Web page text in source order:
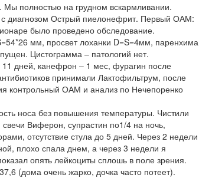
полностью на грудном вскармливании.
диагнозом Острый пиелонефрит. Первый ОАМ:
было проведено обследование.
мм, просвет лоханки D=S=4мм, паренхима
Цистограмма – патологий нет.
дней, канефрон – 1 мес, фурагин после
принимали Лактофильтрум, после
контрольный ОАМ и анализ по Нечепоренко
носа без повышения температуры. Чистили
свечи Виферон, супрастин по1/4 на ночь,
отсутствие стула до 5 дней. Через 2 недели
плохо спала днем, а через 3 недели я
опять лейкоциты сплошь в поле зрения.
(дома очень жарко, дочка часто потеет).